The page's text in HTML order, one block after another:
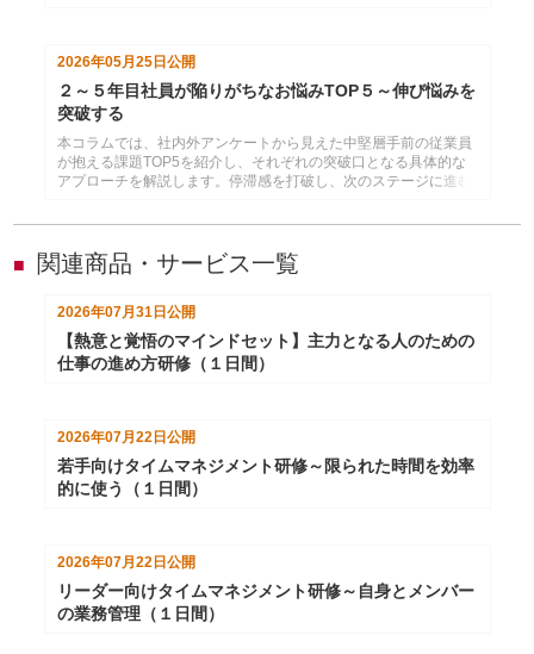
2026年05月25日 公開
２～５年目社員が陥りがちなお悩みTOP５～伸び悩みを
突破する
本コラムでは、社内外アンケートから見えた中堅層手前の従業員
が抱える課題TOP5を紹介し、それぞれの突破口となる具体的な
アプローチを解説します。停滞感を打破し、次のステージに進む
■ 関連商品・サービス一覧
2026年07月31日 公開
【熱意と覚悟のマインドセット】主力となる人のための
仕事の進め方研修（１日間）
2026年07月22日 公開
若手向けタイムマネジメント研修～限られた時間を効率
的に使う（１日間）
2026年07月22日 公開
リーダー向けタイムマネジメント研修～自身とメンバー
の業務管理（１日間）